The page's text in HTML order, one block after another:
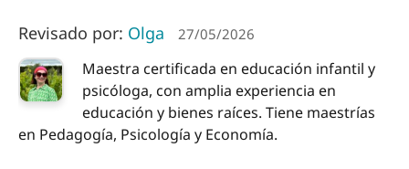
Revisado por: Olga 27/05/2026
Maestra certificada en educación infantil y
psicóloga, con amplia experiencia en
educación y bienes raíces. Tiene maestrías
en Pedagogía, Psicología y Economía.